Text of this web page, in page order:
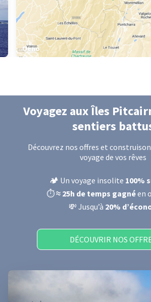
Oeno
Voyagez aux Îles
sentiers
Découvrez nos offres et
voyage de vos rêves
🏕️ Un voyage insolite 100%
⏱️≈ 25h de temps gagnéen
💸 Jusqu’à 20%
DÉCOUVRIR NOS